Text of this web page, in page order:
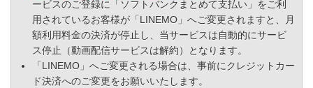
ービスのご登録に「ソフトバンクまとめて支払い」をご利
用されているお客様が「LINEMO」へご変更されますと、月
額利用料金の決済が停止し、当サービスは自動的にサービ
ス停止（動画配信サービスは解約）となります。
「LINEMO」へご変更される場合は、事前にクレジットカー
ド決済へのご変更をお願いいたします。